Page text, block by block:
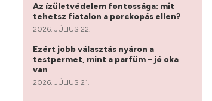
Az ízületvédelem fontossága: mit
tehetsz fiatalon a porckopás ellen?
2026. JÚLIUS 22.
Ezért jobb választás nyáron a
testpermet, mint a parfüm – jó oka
van
2026. JÚLIUS 21.